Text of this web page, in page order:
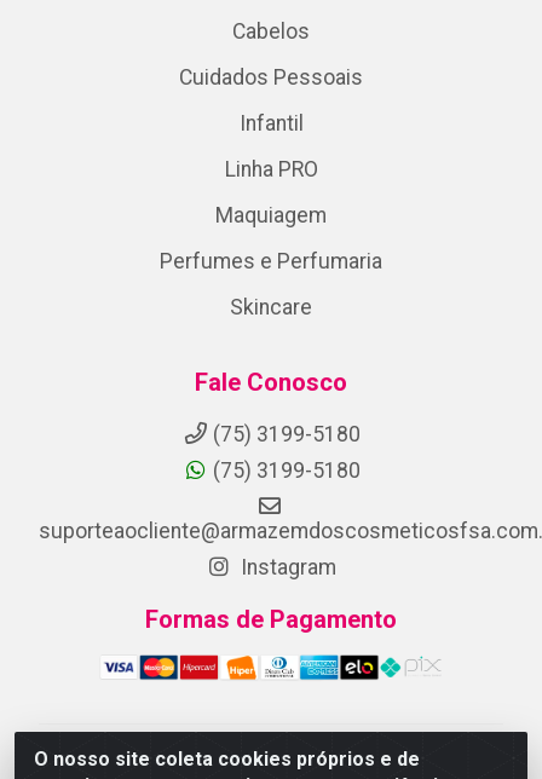
O nosso site coleta cookies próprios e de
Cabelos
Cuidados Pessoais
Infantil
Linha PRO
Maquiagem
Perfumes e Perfumaria
Skincare
Fale Conosco
(75) 3199-5180
(75) 3199-5180
Instagram
Formas de Pagamento
ARMAZEM DOS COSMETICOS DISTRIBUIDORA LTDA -